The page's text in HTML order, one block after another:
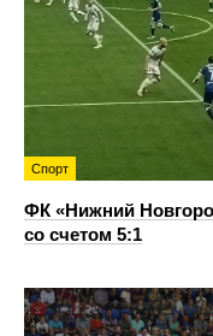
Спорт
ФК «Нижний
со счетом 5:1